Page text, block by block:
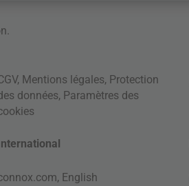
, Mentions légales, Protection
données, Paramètres des
English